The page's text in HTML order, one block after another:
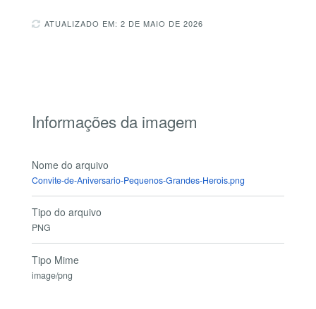
ATUALIZADO EM: 2 DE MAIO DE 2026
Informações da imagem
Nome do arquivo
Convite-de-Aniversario-Pequenos-Grandes-Herois.png
Tipo do arquivo
PNG
Tipo Mime
image/png